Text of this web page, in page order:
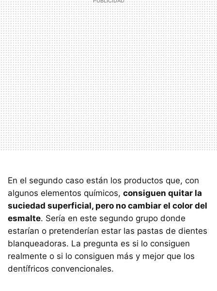
En el segundo caso están los productos que, con
algunos elementos químicos, consiguen quitar la
suciedad superficial, pero no cambiar el color del
esmalte. Sería en este segundo grupo donde
estarían o pretenderían estar las pastas de dientes
blanqueadoras. La pregunta es si lo consiguen
realmente o si lo consiguen más y mejor que los
dentífricos convencionales.